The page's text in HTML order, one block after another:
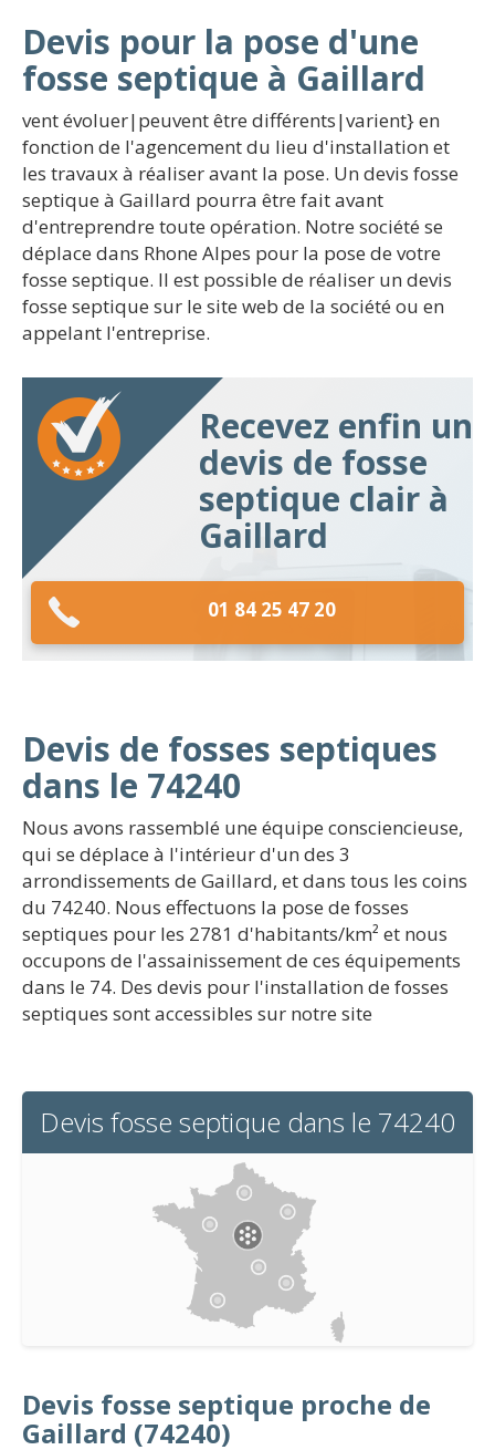
Devis pour la pose d'une
fosse septique à Gaillard
vent évoluer|peuvent être différents|varient} en
fonction de l'agencement du lieu d'installation et
les travaux à réaliser avant la pose. Un devis fosse
septique à Gaillard pourra être fait avant
d'entreprendre toute opération. Notre société se
déplace dans Rhone Alpes pour la pose de votre
fosse septique. Il est possible de réaliser un devis
fosse septique sur le site web de la société ou en
appelant l'entreprise.
Recevez enfin un
devis de fosse
septique clair à
Gaillard
01 84 25 47 20
Devis de fosses septiques
dans le 74240
Nous avons rassemblé une équipe consciencieuse,
qui se déplace à l'intérieur d'un des 3
arrondissements de Gaillard, et dans tous les coins
du 74240. Nous effectuons la pose de fosses
septiques pour les 2781 d'habitants/km² et nous
occupons de l'assainissement de ces équipements
dans le 74. Des devis pour l'installation de fosses
septiques sont accessibles sur notre site
Devis fosse septique dans le 74240
Devis fosse septique proche de
Gaillard (74240)